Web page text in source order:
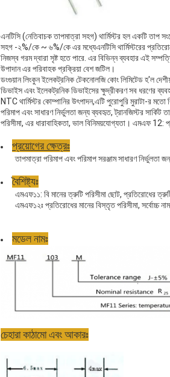
এনটিসি (নেতিবাচক তাপমাত্রা সহগ) থার্মিস্টর হল একটি তাপ
সহগ -২%/কে ~ ৬%/কে এর মধ্যেএনটিসি থার্মিস্টরের
নিজস্ব গরম দ্বারা সৃষ্ট হতে পারে. এর বিভিন্ন ব্যবহার এই
উপাদান এর পরিবাহক প্রক্রিয়া বেশ জটিল।
ডংগুয়ান লিংকুন ইলেকট্রনিক টেকনোলজি কোং লিমিটেড হ'ল দেশীয়
ডিভাইস এবং ইলেকট্রনিক ডিভাইসের ক্ষুদ্রীকরণ সব ধরণের
NTC থার্মিস্টর কোম্পানির উৎপাদন,এটি পুরোপুরি মুরাটা-র
পরিমাপ এবং সাধারণ নির্ভুলতা জন্য ব্যবহৃত, ট্রানজিস্টর
পরিসীমা, এর ধারাবাহিকতা, ভাল বিনিময়যোগ্যতা। এমএফ 12:
প্রয়োগের ক্ষেত্রঃ
তাপমাত্রা পরিমাপ এবং পরিমাপ সরঞ্জাম সাধারণ নির্ভুলতা
বৈশিষ্ট্যঃ
এমএফ১১: বি মানের ত্রুটি পরিসীমা ছোট, প্রতিরোধের
এমএফ১২ঃ প্রতিরোধের মানের বিস্তৃত পরিসীমা, সর্বোচ্চ
মডেল নামঃ
চেহারা কাঠামো এবং আকারঃ